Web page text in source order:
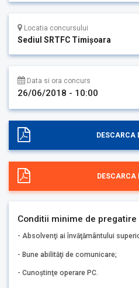
Locatia concursului
Sediul SRTFC Timişoara
Data si ora concurs
26/06/2018 - 10:00
DESCARCA
DESCARCA
Conditii minime de pregatire
- Absolvenţi ai învăţământului
- Bune abilităţi de comunicare;
- Cunoştinţe operare PC.